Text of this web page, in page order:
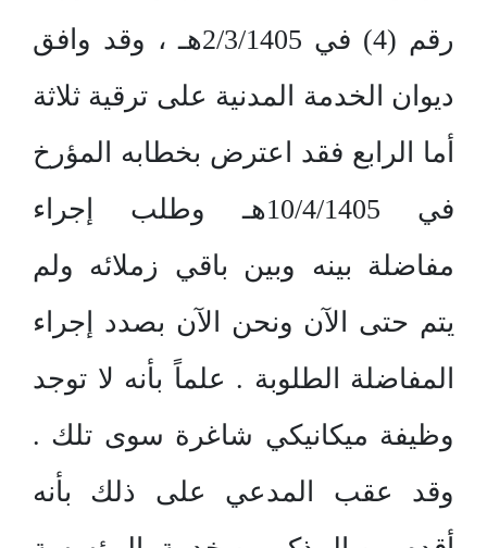
رقم (4) في 2/3/1405هـ ، وقد وافق
ديوان الخدمة المدنية على ترقية ثلاثة
أما الرابع فقد اعترض بخطابه المؤرخ
في 10/4/1405هـ وطلب إجراء
مفاضلة بينه وبين باقي زملائه ولم
يتم حتى الآن ونحن الآن بصدد إجراء
المفاضلة الطلوبة . علماً بأنه لا توجد
وظيفة ميكانيكي شاغرة سوى تلك .
وقد عقب المدعي على ذلك بأنه